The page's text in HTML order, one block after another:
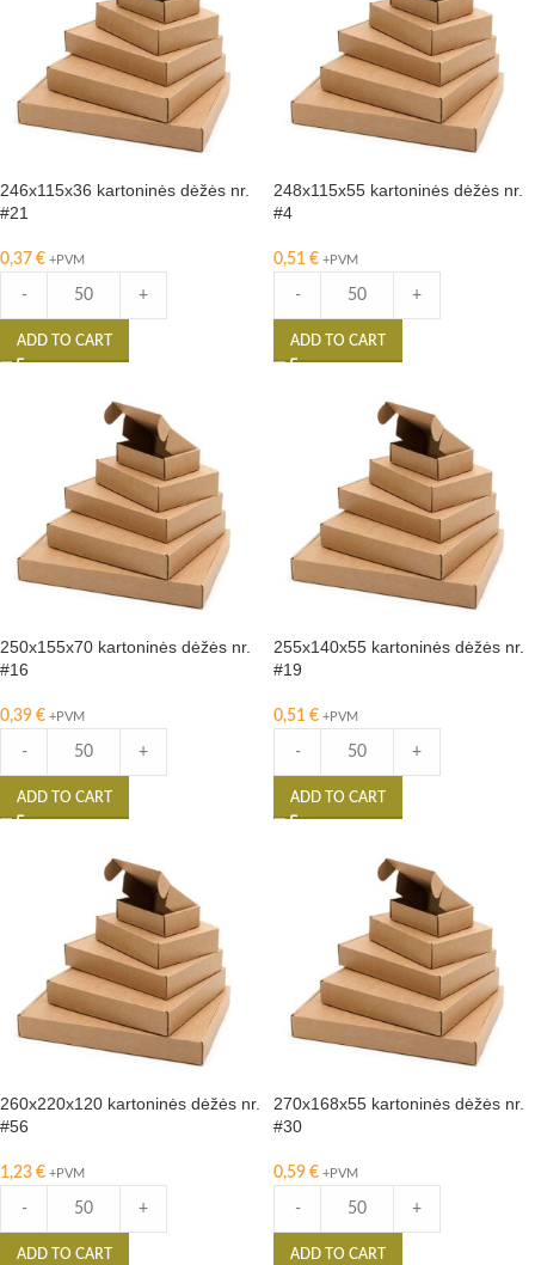
246x115x36 kartoninės dėžės nr.
#21
0,37 € +PVM
- +
ADD TO CART
248x115x55 kartoninės dėžės nr.
#4
0,51 € +PVM
- +
ADD TO CART
250x155x70 kartoninės dėžės nr.
#16
0,39 € +PVM
- +
ADD TO CART
255x140x55 kartoninės dėžės nr.
#19
0,51 € +PVM
- +
ADD TO CART
260x220x120 kartoninės dėžės nr.
#56
1,23 € +PVM
- +
ADD TO CART
270x168x55 kartoninės dėžės nr.
#30
0,59 € +PVM
- +
ADD TO CART